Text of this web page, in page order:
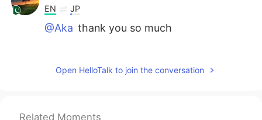
EN JP
@Aka thank you so much
EN
時々私の想像上の世界で私は彼らを私
Open HelloTalk to join the conversation
Related Moments